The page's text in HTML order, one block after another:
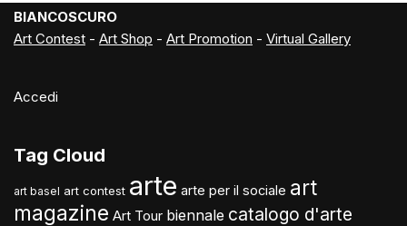
BIANCOSCURO
Art Contest - Art Shop - Art Promotion - Virtual Gallery
Accedi
Tag Cloud
art basel art contest arte arte per il sociale art
magazine Art Tour biennale catalogo d'arte